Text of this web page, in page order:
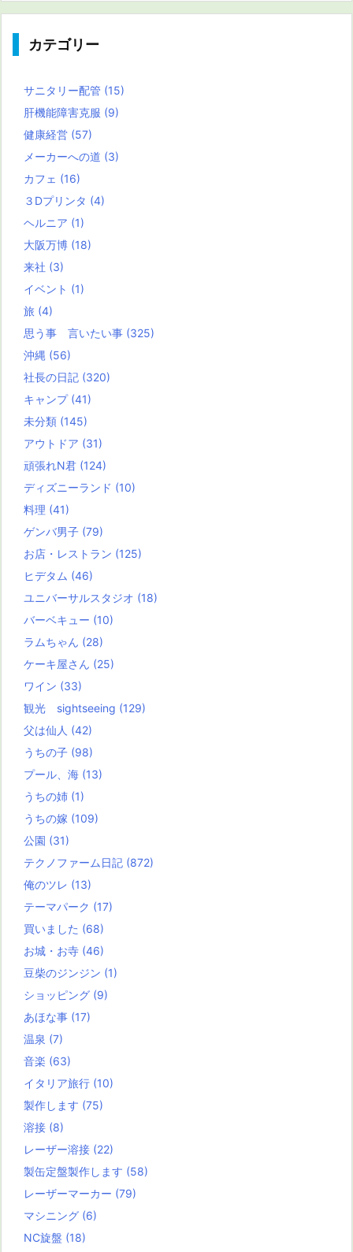
カテゴリー
サニタリー配管 (15)
肝機能障害克服 (9)
健康経営 (57)
メーカーへの道 (3)
カフェ (16)
３Dプリンタ (4)
ヘルニア (1)
大阪万博 (18)
来社 (3)
イベント (1)
旅 (4)
思う事 言いたい事 (325)
沖縄 (56)
社長の日記 (320)
キャンプ (41)
未分類 (145)
アウトドア (31)
頑張れN君 (124)
ディズニーランド (10)
料理 (41)
ゲンバ男子 (79)
お店・レストラン (125)
ヒデタム (46)
ユニバーサルスタジオ (18)
バーベキュー (10)
ラムちゃん (28)
ケーキ屋さん (25)
ワイン (33)
観光 sightseeing (129)
父は仙人 (42)
うちの子 (98)
プール、海 (13)
うちの姉 (1)
うちの嫁 (109)
公園 (31)
テクノファーム日記 (872)
俺のツレ (13)
テーマパーク (17)
買いました (68)
お城・お寺 (46)
豆柴のジンジン (1)
ショッピング (9)
あほな事 (17)
温泉 (7)
音楽 (63)
イタリア旅行 (10)
製作します (75)
溶接 (8)
レーザー溶接 (22)
製缶定盤製作します (58)
レーザーマーカー (79)
マシニング (6)
NC旋盤 (18)